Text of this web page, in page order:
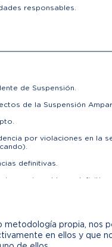
responsables.
de Suspensión.
de la Suspensión
por violaciones en la
definitivas.
equiparables a
metodología propia,
en ellos y que